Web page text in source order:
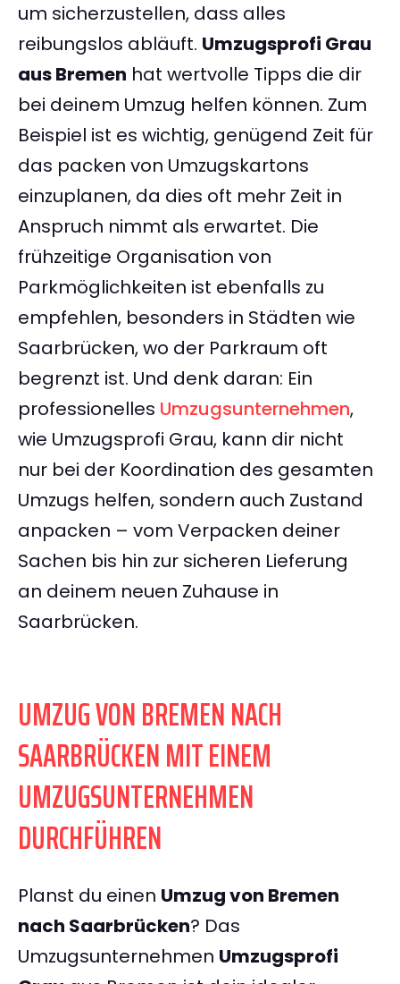
um sicherzustellen, dass alles
reibungslos abläuft. Umzugsprofi Grau
aus Bremen hat wertvolle Tipps die dir
bei deinem Umzug helfen können. Zum
Beispiel ist es wichtig, genügend Zeit für
das packen von Umzugskartons
einzuplanen, da dies oft mehr Zeit in
Anspruch nimmt als erwartet. Die
frühzeitige Organisation von
Parkmöglichkeiten ist ebenfalls zu
empfehlen, besonders in Städten wie
Saarbrücken, wo der Parkraum oft
begrenzt ist. Und denk daran: Ein
professionelles Umzugsunternehmen,
wie Umzugsprofi Grau, kann dir nicht
nur bei der Koordination des gesamten
Umzugs helfen, sondern auch Zustand
anpacken – vom Verpacken deiner
Sachen bis hin zur sicheren Lieferung
an deinem neuen Zuhause in
Saarbrücken.
UMZUG VON BREMEN NACH
SAARBRÜCKEN MIT EINEM
UMZUGSUNTERNEHMEN
DURCHFÜHREN
Planst du einen Umzug von Bremen
nach Saarbrücken? Das
Umzugsunternehmen Umzugsprofi